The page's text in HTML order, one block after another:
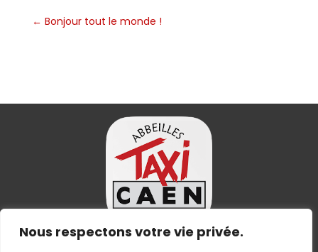
Nous respectons votre vie privée.
← Bonjour tout le monde !